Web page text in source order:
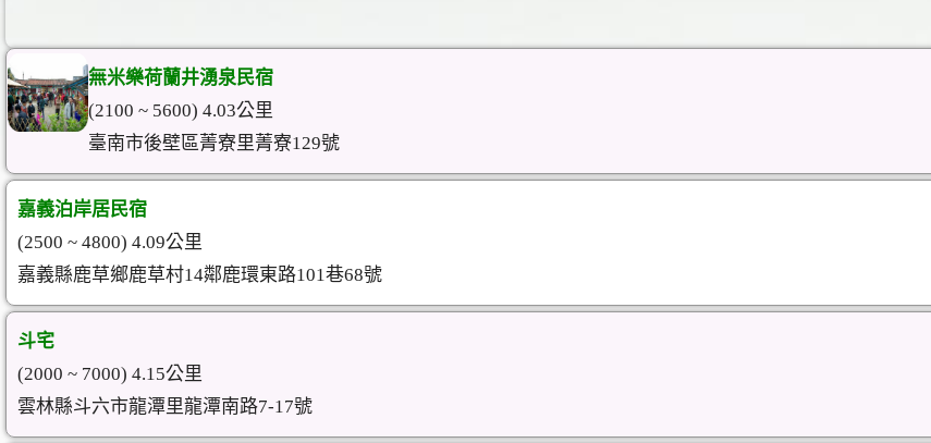
無米樂荷蘭井湧泉民宿
(2100 ~ 5600) 4.03公里
臺南市後壁區菁寮里菁寮129號
嘉義泊岸居民宿
(2500 ~ 4800) 4.09公里
嘉義縣鹿草鄉鹿草村14鄰鹿環東路101巷68號
斗宅
(2000 ~ 7000) 4.15公里
雲林縣斗六市龍潭里龍潭南路7-17號